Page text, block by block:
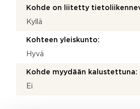
Kohde on liitetty
Kyllä
Kohteen yleiskunto:
Hyvä
Kohde myydään kalustettuna:
Ei